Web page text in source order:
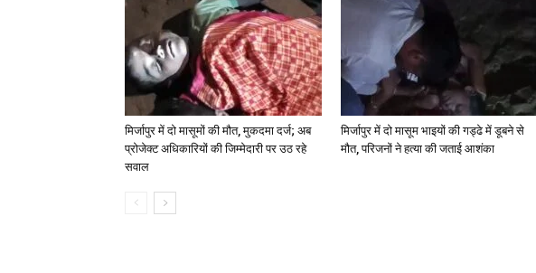
मिर्जापुर में दो मासूमों की मौत, मुकदमा दर्ज; अब
प्रोजेक्ट अधिकारियों की जिम्मेदारी पर उठ रहे
सवाल
मिर्जापुर में दो मासूम भाइयों की गड्ढे में डूबने से
मौत, परिजनों ने हत्या की जताई आशंका